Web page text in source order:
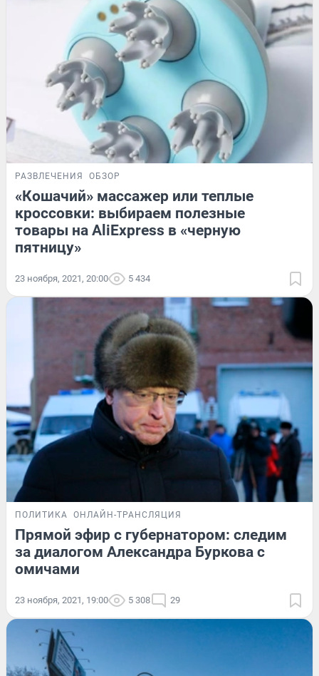
РАЗВЛЕЧЕНИЯ ОБЗОР
«Кошачий» массажер или теплые
кроссовки: выбираем полезные
товары на AliExpress в «черную
пятницу»
23 ноября, 2021, 20:00 5 434
ПОЛИТИКА ОНЛАЙН-ТРАНСЛЯЦИЯ
Прямой эфир с губернатором: следим
за диалогом Александра Буркова с
омичами
23 ноября, 2021, 19:00 5 308 29